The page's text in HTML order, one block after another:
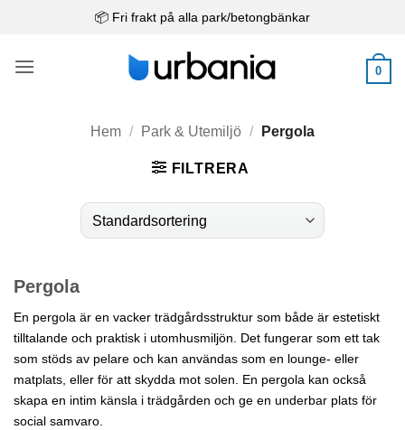
📦 Fri frakt på alla park/betongbänkar
0
Hem / Park & Utemiljö / Pergola
FILTRERA
Pergola
En pergola är en vacker trädgårdsstruktur som både är estetiskt
tilltalande och praktisk i utomhusmiljön. Det fungerar som ett tak
som stöds av pelare och kan användas som en lounge- eller
matplats, eller för att skydda mot solen. En pergola kan också
skapa en intim känsla i trädgården och ge en underbar plats för
social samvaro.